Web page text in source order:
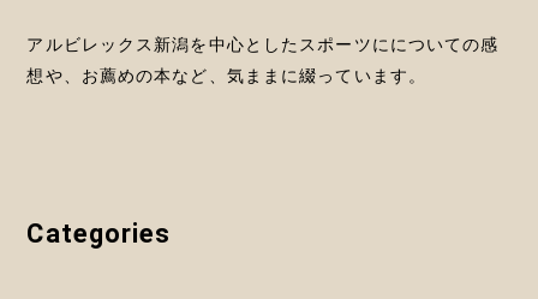
アルビレックス新潟を中心としたスポーツにについての感
想や、お薦めの本など、気ままに綴っています。
Categories